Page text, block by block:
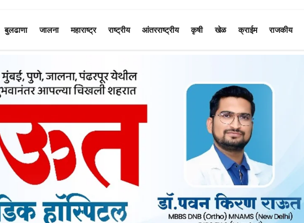
बुलढाणा जालना महाराष्ट्र राष्ट्रीय आंतरराष्ट्रीय कृषी खेळ क्राईम राजकीय